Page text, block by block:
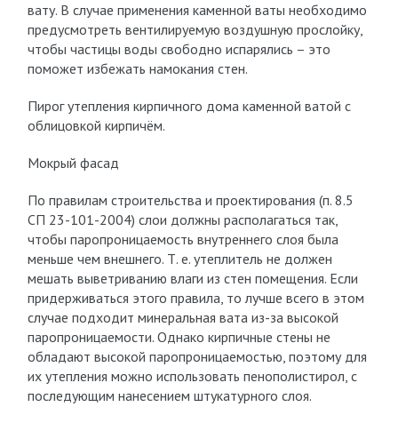
вату. В случае применения каменной ваты необходимо
предусмотреть вентилируемую воздушную прослойку,
чтобы частицы воды свободно испарялись – это
поможет избежать намокания стен.
Пирог утепления кирпичного дома каменной ватой с
облицовкой кирпичём.
Мокрый фасад
По правилам строительства и проектирования (п. 8.5
СП 23-101-2004) слои должны располагаться так,
чтобы паропроницаемость внутреннего слоя была
меньше чем внешнего. Т. е. утеплитель не должен
мешать выветриванию влаги из стен помещения. Если
придерживаться этого правила, то лучше всего в этом
случае подходит минеральная вата из-за высокой
паропроницаемости. Однако кирпичные стены не
обладают высокой паропроницаемостью, поэтому для
их утепления можно использовать пенополистирол, с
последующим нанесением штукатурного слоя.